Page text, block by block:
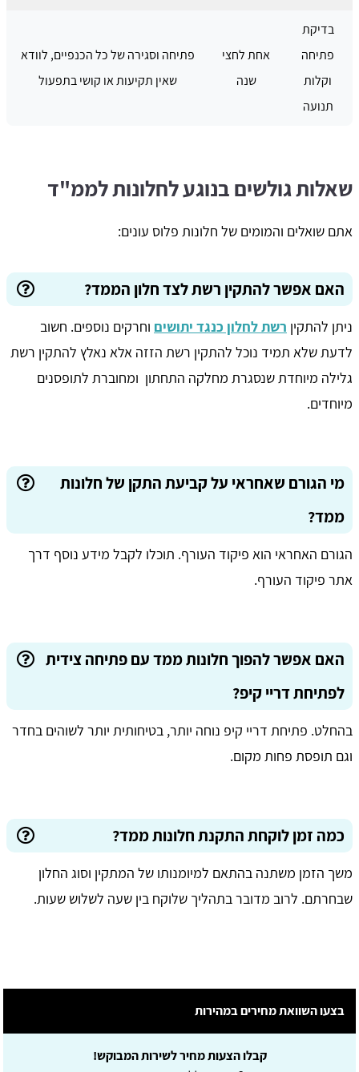
בדיקת
פתיחה
וקלות
תנועה
אחת לחצי
שנה
פתיחה וסגירה של כל הכנפיים, לוודא
שאין תקיעות או קושי בתפעול
שאלות גולשים בנוגע לחלונות לממ"ד
אתם שואלים והמומים של חלונות פלוס עונים:
האם אפשר להתקין רשת לצד חלון הממד?
ניתן להתקין רשת לחלון כנגד יתושים וחרקים נוספים. חשוב
לדעת שלא תמיד נוכל להתקין רשת הזזה אלא נאלץ להתקין רשת
גלילה מיוחדת שנסגרת מחלקה התחתון ומחוברת לתופסנים
מיוחדים.
מי הגורם שאחראי על קביעת התקן של חלונות
ממד?
הגורם האחראי הוא פיקוד העורף. תוכלו לקבל מידע נוסף דרך
אתר פיקוד העורף.
האם אפשר להפוך חלונות ממד עם פתיחה צידית
לפתיחת דריי קיפ?
בהחלט. פתיחת דריי קיפ נוחה יותר, בטיחותית יותר לשוהים בחדר
וגם תופסת פחות מקום.
כמה זמן לוקחת התקנת חלונות ממד?
משך הזמן משתנה בהתאם למיומנותו של המתקין וסוג החלון
שבחרתם. לרוב מדובר בתהליך שלוקח בין שעה לשלוש שעות.
בצעו השוואת מחירים במהירות
קבלו הצעות מחיר לשירות המבוקש!